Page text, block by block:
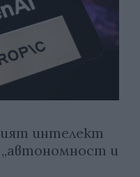
интелект
„автономност и